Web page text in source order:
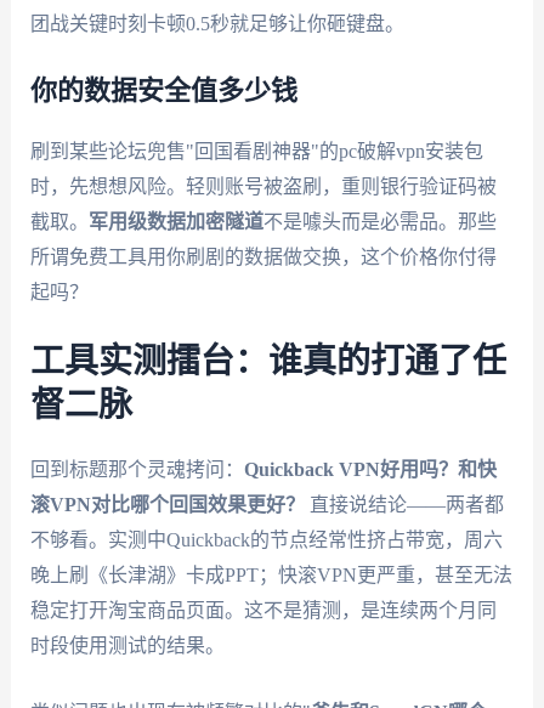
团战关键时刻卡顿0.5秒就足够让你砸键盘。
你的数据安全值多少钱
刷到某些论坛兜售"回国看剧神器"的pc破解vpn安装包
时，先想想风险。轻则账号被盗刷，重则银行验证码被
截取。 军用级数据加密隧道不是噱头而是必需品。那些
所谓免费工具用你刷剧的数据做交换，这个价格你付得
起吗？
工具实测擂台：谁真的打通了任
督二脉
回到标题那个灵魂拷问： Quickback VPN好用吗？和快
滚VPN对比哪个回国效果更好？
直接说结论——两者都
不够看。实测中Quickback的节点经常性挤占带宽，周六
晚上刷《长津湖》卡成PPT；快滚VPN更严重，甚至无法
稳定打开淘宝商品页面。这不是猜测，是连续两个月同
时段使用测试的结果。